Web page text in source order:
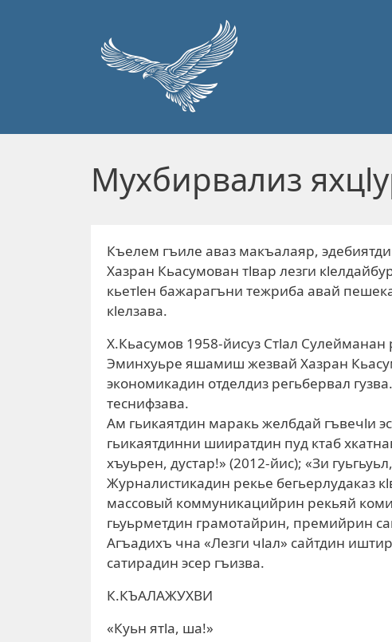
Мухбирвализ
Къелем гъиле аваз макъалаяр,
Хазран Кьасумован тlвар лезги
кьетlен бажарагъни тежриба авай
кlелзава.
Х.Кьасумов 1958-йисуз Стlал
Эминхуьре яшамиш жезвай Хазран
экономикадин отделдиз регьбервал
теснифзава.
Ам гьикаятдин маракь желбдай гъвечlи
гьикаятдинни шииратдин пуд ктаб
хъуьрен, дустар!» (2012-йис); «Зи
Журналистикадин рекье бегьерлудаказ
массовый коммуникацийрин рекьяй
гьуьрметдин грамотайрин, премийрин
Агъадихъ чна «Лезги чlал» сайтдин
сатирадин эсер гъизва.
К.КЪАЛАЖУХВИ
«Куьн ятlа, ша!»